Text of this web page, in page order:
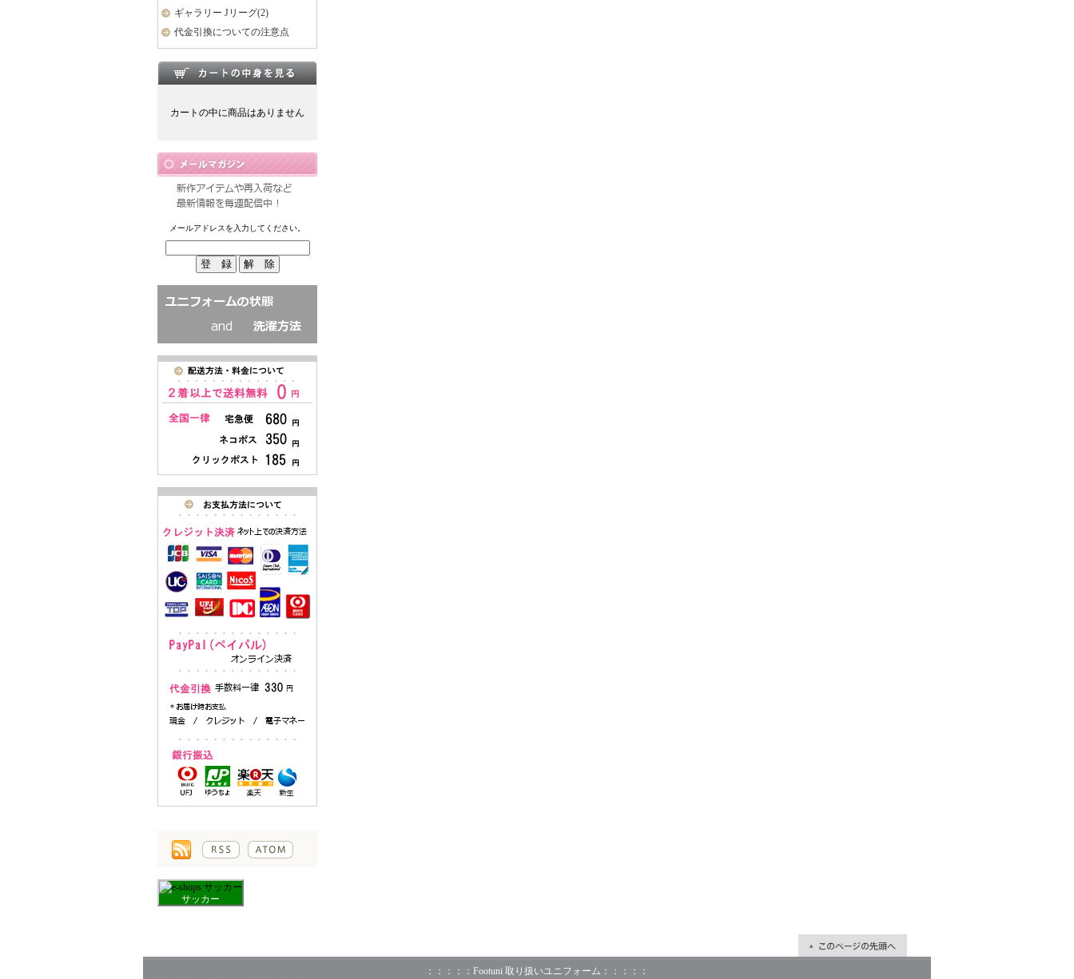
ギャラリー Jリーグ(2)
代金引換についての注意点
カートの中に商品はありません
メールアドレスを入力してください。
サッカー
：：：：：Footuni 取り扱いユニフォーム：：：：：